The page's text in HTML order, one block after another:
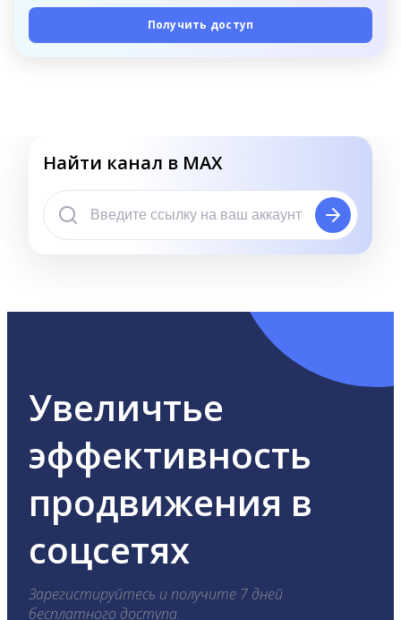
Получить доступ
Найти канал в MAX
Увеличтье
эффективность
продвижения в
соцсетях
Зарегистируйтесь и получите 7 дней
бесплатного доступа.